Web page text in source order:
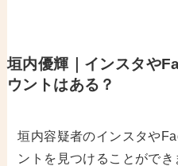
垣内優輝｜インスタや
ウントはある？
垣内容疑者のインスタや
ントを見つけることがで